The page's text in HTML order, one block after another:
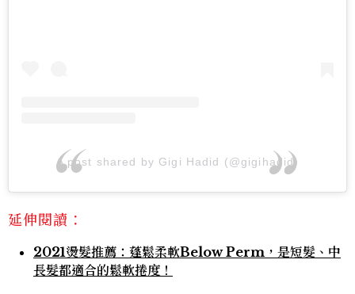
A post shared by Gigi Hadid (@gigihadid)
延伸閱讀：
2021燙髮推薦：蓬鬆柔軟Below Perm，是短髮、中
長髮都適合的鬆軟捲度！